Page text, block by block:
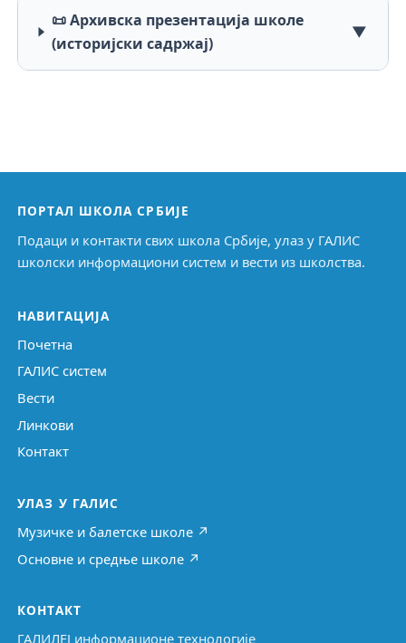
📜 Архивска презентација школе
(историјски садржај)
▼
ПОРТАЛ ШКОЛА СРБИЈЕ
Подаци и контакти свих школа Србије, улаз у ГАЛИС
школски информациони систем и вести из школства.
НАВИГАЦИЈА
Почетна
ГАЛИС систем
Вести
Линкови
Контакт
УЛАЗ У ГАЛИС
Музичке и балетске школе ↗
Основне и средње школе ↗
КОНТАКТ
ГАЛИЛЕЈ информационе технологије